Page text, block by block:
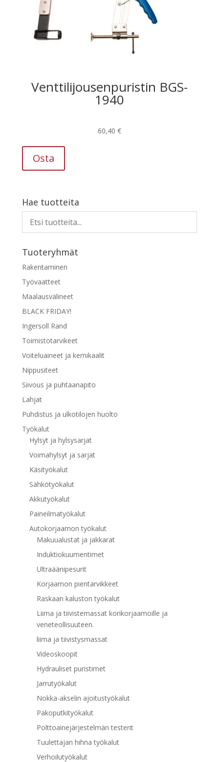
Venttilijousenpuristin BGS-
1940
60,40 €
Osta
Hae tuotteita
Tuoteryhmät
Rakentaminen
Työvaatteet
Maalausvälineet
BLACK FRIDAY!
Ingersoll Rand
Toimistotarvikeet
Voiteluaineet ja kemikaalit
Nippusiteet
Siivous ja puhtaanapito
Lahjat
Puhdistus ja ulkotilojen huolto
Työkalut
Hylsyt ja hylsysarjat
Voimahylsyt ja sarjat
Käsityökalut
Sähkötyökalut
Akkutyökalut
Paineilmatyökalut
Autokorjaamon työkalut
Makuualustat ja jakkarat
Induktiokuumentimet
Ultraäänipesurit
Korjaamon pientarvikkeet
Raskaan kaluston työkalut
Liima ja tiivistemassat korikorjaamoille ja
veneteollisuuteen.
liima ja tiivistysmassat
Videoskoopit
Hydrauliset puristimet
Jarrutyökalut
Nokka-akselin ajoitustyökalut
Pakoputkityökalut
Polttoainejärjestelmän testerit
Tuulettajan hihna työkalut
Verhoilutyökalut